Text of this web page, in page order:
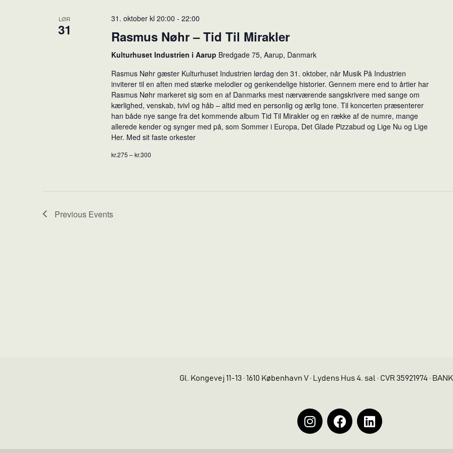
LØR
31
31. oktober kl 20:00 - 22:00
Rasmus Nøhr – Tid Til Mirakler
Kulturhuset Industrien i Aarup Bredgade 75, Aarup, Danmark
Rasmus Nøhr gæster Kulturhuset Industrien lørdag den 31. oktober, når Musik På Industrien
inviterer til en aften med stærke melodier og genkendelige historier. Gennem mere end to årtier har
Rasmus Nøhr markeret sig som en af Danmarks mest nærværende sangskrivere med sange om
kærlighed, venskab, tvivl og håb – altid med en personlig og ærlig tone. Til koncerten præsenterer
han både nye sange fra det kommende album Tid Til Mirakler og en række af de numre, mange
allerede kender og synger med på, som Sommer i Europa, Det Glade Pizzabud og Lige Nu og Lige
Her. Med sit faste orkester
kr.275 – kr.300
Previous Events
Gl. Kongevej 11-13 · 1610 København V · Lydens Hus 4. sal · CVR 35921974 ·